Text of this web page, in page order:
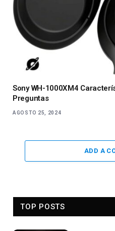
Sony WH-1000XM4
Preguntas
AGOSTO 25, 2024
ADD A
TOP POSTS